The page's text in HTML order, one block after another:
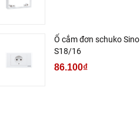
Ổ cắm đơn schuko Sino
S18/16
86.100₫